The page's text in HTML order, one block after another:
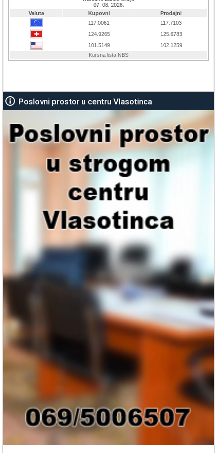
Poslovni prostor u centru Vlasotinca